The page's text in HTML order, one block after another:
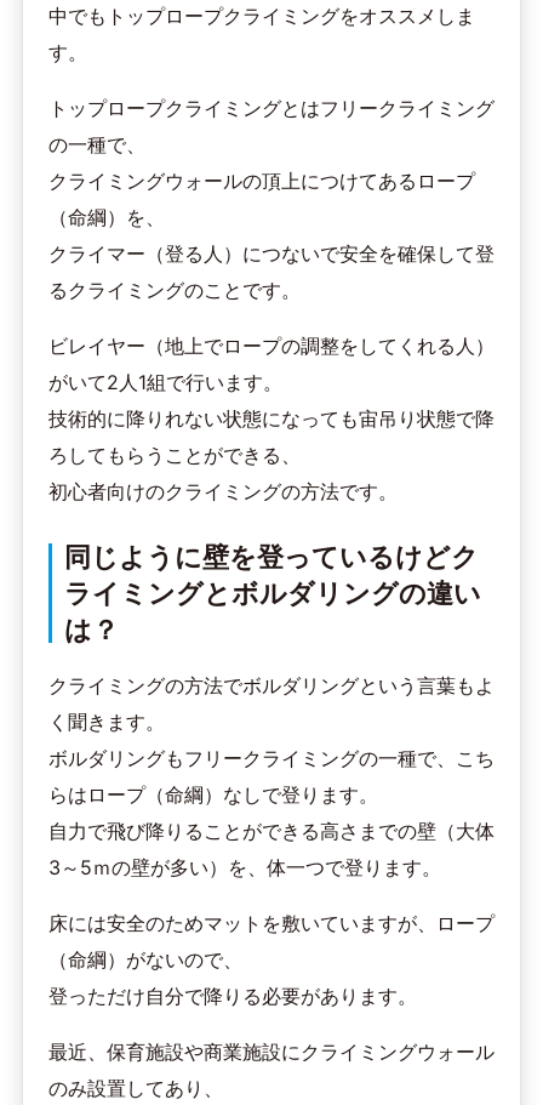
中でもトップロープクライミングをオススメしま
す。
トップロープクライミングとはフリークライミング
の一種で、
クライミングウォールの頂上につけてあるロープ
（命綱）を、
クライマー（登る人）につないで安全を確保して登
るクライミングのことです。
ビレイヤー（地上でロープの調整をしてくれる人）
がいて2人1組で行います。
技術的に降りれない状態になっても宙吊り状態で降
ろしてもらうことができる、
初心者向けのクライミングの方法です。
同じように壁を登っているけどク
ライミングとボルダリングの違い
は？
クライミングの方法でボルダリングという言葉もよ
く聞きます。
ボルダリングもフリークライミングの一種で、こち
らはロープ（命綱）なしで登ります。
自力で飛び降りることができる高さまでの壁（大体
3～5ｍの壁が多い）を、体一つで登ります。
床には安全のためマットを敷いていますが、ロープ
（命綱）がないので、
登っただけ自分で降りる必要があります。
最近、保育施設や商業施設にクライミングウォール
のみ設置してあり、